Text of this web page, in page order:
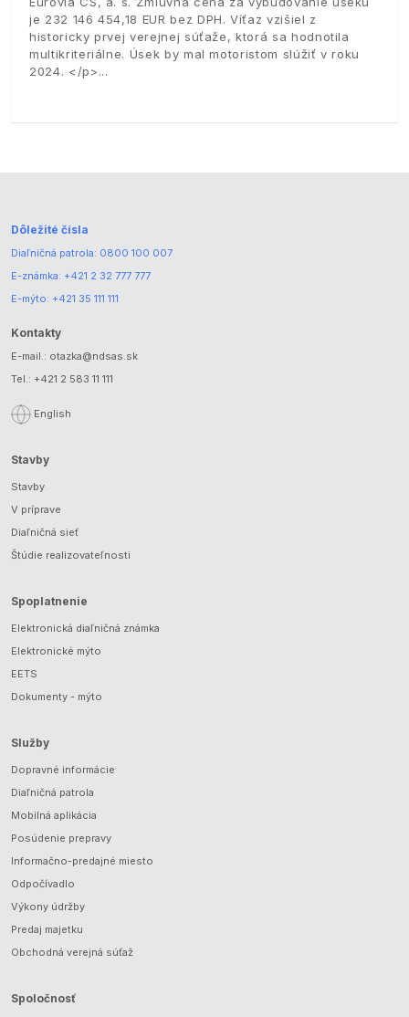
je 232 146 454,18 EUR bez DPH. Víťaz vzišiel z
historicky prvej verejnej súťaže, ktorá sa hodnotila
multikriteriálne. Úsek by mal motoristom slúžiť v roku
2024. </p>
Dôležité čísla
Diaľničná patrola: 0800 100 007
E-známka: +421 2 32 777 777
E-mýto: +421 35 111 111
Kontakty
E-mail.: otazka@ndsas.sk
Tel.: +421 2 583 11 111
English
Stavby
Stavby
V príprave
Diaľničná sieť
Štúdie realizovateľnosti
Spoplatnenie
Elektronická diaľničná známka
Elektronické mýto
EETS
Dokumenty - mýto
Služby
Dopravné informácie
Diaľničná patrola
Mobilná aplikácia
Posúdenie prepravy
Informačno-predajné miesto
Odpočívadlo
Výkony údržby
Predaj majetku
Obchodná verejná súťaž
Spoločnosť